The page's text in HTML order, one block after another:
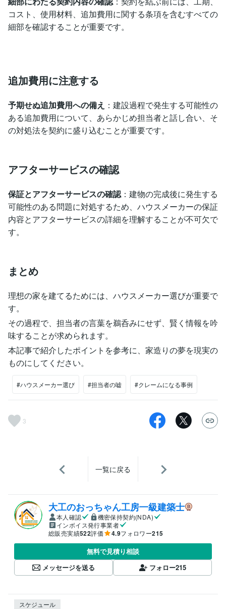
コスト、使用材料、追加費用に関する条項を含むすべての
細部を確認することが重要です。
追加費用に注意する
予期せぬ追加費用への備え ：建設過程で発生する可能性の
ある追加費用について、あらかじめ担当者と話し合い、そ
の対処法を契約に盛り込むことが重要です。
アフターサービスの確認
保証とアフターサービスの確認：建物の完成後に発生する
可能性のある問題に対処するため、ハウスメーカーの保証
内容とアフターサービスの詳細を理解することが不可欠で
す。
まとめ
理想の家を建てるためには、ハウスメーカー選びが重要で
す。
その過程で、担当者の言葉を鵜呑みにせず、賢く情報を吟
味することが求められます。
本記事で紹介したポイントを参考に、家造りの夢を現実の
ものにしてください。
#ハウスメーカー選び #担当者の嘘 #クレームになる事例
3
一覧に戻る
大工のおっちゃん工房一級建築士
本人確認
機密保持契約(NDA)
インボイス発行事業者
総販売実績522評価 4.9フォロワー215
無料で見積り相談
メッセージを送る
フォロー215
スケジュール